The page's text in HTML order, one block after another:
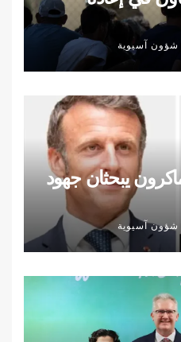
شؤون آسيوية
يبحثان جهود
شؤون آسيوية